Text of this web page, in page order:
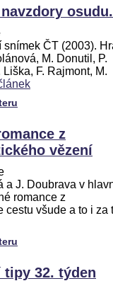
snímek ČT (2003).
M. Donutil, P.
Liška, F. Rajmont, M.
z
vězení
a J. Doubrava v
romance z
cestu všude a to i za
tipy 32. týden